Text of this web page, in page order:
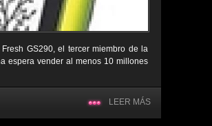
GS290, el tercer miembro de la
espera vender al menos 10 millones
LEER MÁS